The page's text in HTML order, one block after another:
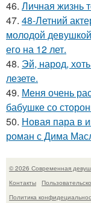
46. Личная жизнь
47. 48-Летний
молодой
его на 12 лет.
48. Эй, народ,
лезете.
49. Меня очень
бабушке со
50. Новая пара в
роман с Дима
© 2026 Современная
Контакты
Политика